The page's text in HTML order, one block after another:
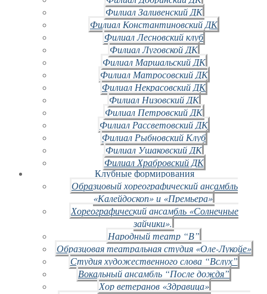
Филиал Заливенский ДК
Филиал Константиновский ДК
Филиал Лесновский клуб
Филиал Луговской ДК
Филиал Маршальский ДК
Филиал Матросовский ДК
Филиал Некрасовский ДК
Филиал Низовский ДК
Филиал Петровский ДК
Филиал Рассветовский ДК
Филиал Рыбновский Клуб
Филиал Ушаковский ДК
Филиал Храбровский ДК
Клубные формирования
Образцовый хореографический ансамбль
«Калейдоскоп» и «Премьера»
Хореографический ансамбль «Солнечные
зайчики».
Народный театр “В”
Образцовая театральная студия «Оле-Лукойе»
Студия художественного слова “Вслух”
Вокальный ансамбль “После дождя”
Хор ветеранов «Здравица»